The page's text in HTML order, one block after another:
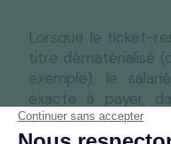
Lorsque le ticket-
titre dématérialisé
exemple), le
exacte à payer,
journalier.